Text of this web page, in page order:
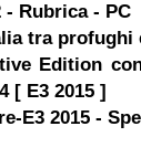
Rubrica - PC
tra profughi
Edition
[ E3 2015 ]
E3 2015 -